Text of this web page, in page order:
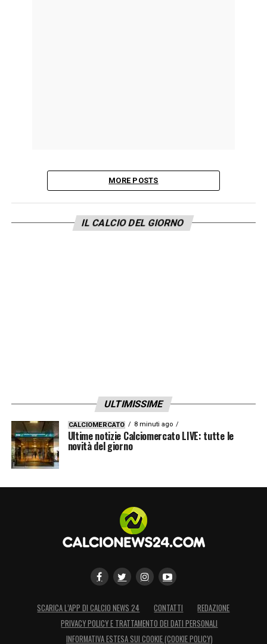
MORE POSTS
IL CALCIO DEL GIORNO
ULTIMISSIME
CALCIOMERCATO 8 minuti ago
Ultime notizie Calciomercato LIVE: tutte le
novità del giorno
SCARICA L’APP DI CALCIO NEWS 24 CONTATTI
REDAZIONE
PRIVACY POLICY E TRATTAMENTO DEI DATI PERSONALI
INFORMATIVA ESTESA SUI COOKIE (COOKIE POLICY)